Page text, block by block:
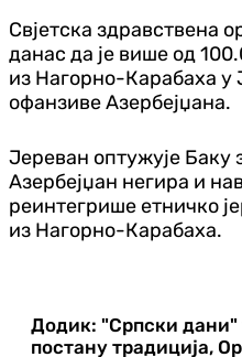
Свјетска здравствена
данас да је више од
из Нагорно-Карабаха у
офанзиве Азербејџана.
Јереван оптужује
Азербејџан негира и
реинтегрише етничко
из Нагорно-Карабаха.
Додик: "Српски дани"
постану традиција,